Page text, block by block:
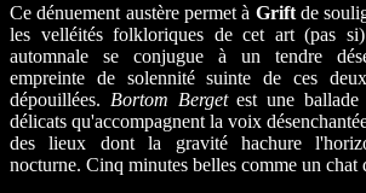
Ce dénuement austère permet à Griftde
les velléités folkloriques de cet art (pas
automnale se conjugue à un tendre
empreinte de solennité suinte de ces
dépouillées. Bortom Bergetest une ballade
délicats qu'accompagnent la voix
des lieux dont la gravité hachure
nocturne. Cinq minutes belles comme un chat